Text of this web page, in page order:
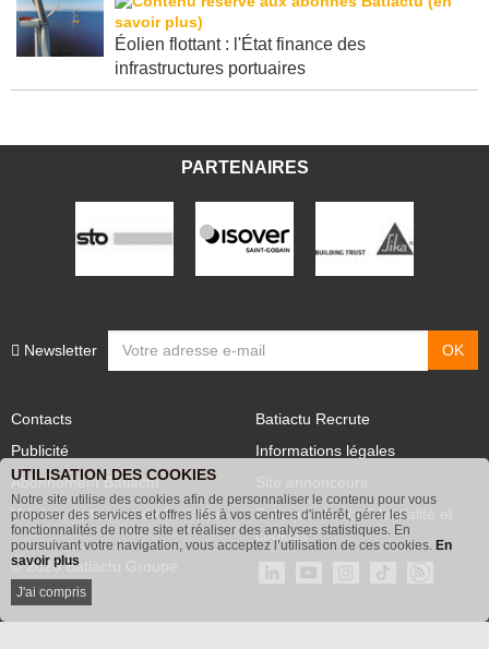
Éolien flottant : l'État finance des
infrastructures portuaires
PARTENAIRES
Newsletter
Contacts
Publicité
Abonnement Batiactu
Voir les contenus+ de Batiactu
Batiactu Recrute
Informations légales
Politique de confidentialité et
cookies
© 2026 Batiactu Groupe
UTILISATION DES COOKIES
Notre site utilise des cookies afin de personnaliser le contenu pour vous
proposer des services et offres liés à vos centres d'intérêt, gérer les
fonctionnalités de notre site et réaliser des analyses statistiques. En
poursuivant votre navigation, vous acceptez l’utilisation de ces cookies. En
savoir plus
J'ai compris